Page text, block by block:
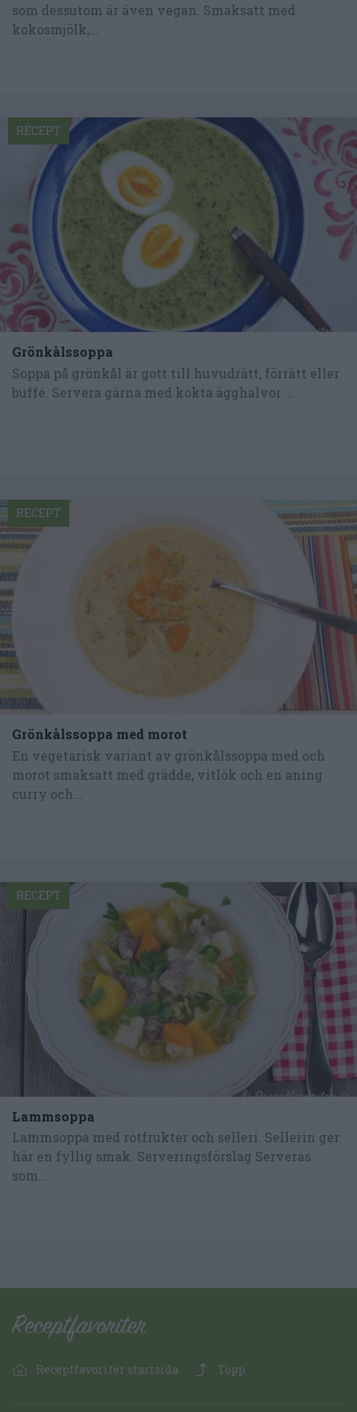
som dessutom är även vegan. Smaksatt med
kokosmjölk,...
Grönkålssoppa
Soppa på grönkål är gott till huvudrätt, förrätt eller
buffé. Servera gärna med kokta ägghalvor ...
RECEPT
Grönkålssoppa med morot
En vegetarisk variant av grönkålssoppa med och
morot smaksatt med grädde, vitlök och en aning
curry och...
RECEPT
Lammsoppa
Lammsoppa med rotfrukter och selleri. Sellerin ger
här en fyllig smak. Serveringsförslag Serveras
som...
RECEPT
Receptfavoriter startsida Topp